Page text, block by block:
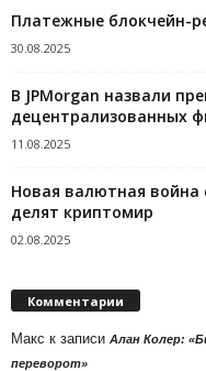
Платежные блокчейн-
30.08.2025
В JPMorgan назвали
децентрализованных
11.08.2025
Новая валютная
делят криптомир
02.08.2025
Комментарии
Макс к записи Алан Колер:
переворот»